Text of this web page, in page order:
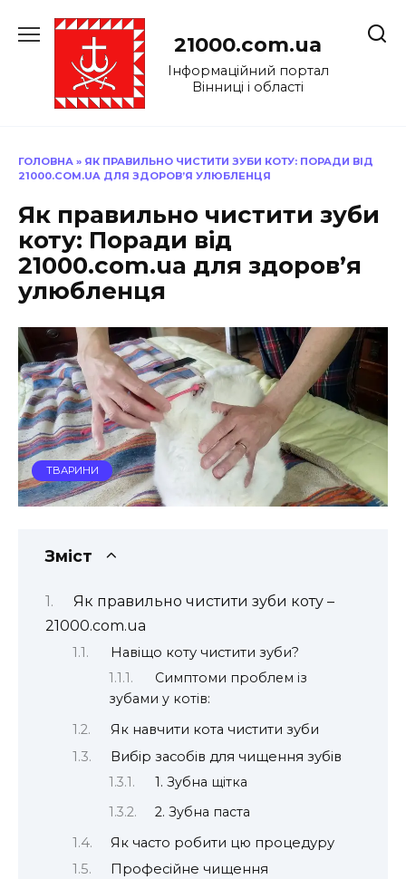
до
21000.com.ua
Інформаційний портал
Вінниці і області
ГОЛОВНА » ЯК ПРАВИЛЬНО ЧИСТИТИ ЗУБИ КОТУ: ПОРАДИ ВІД
21000.COM.UA ДЛЯ ЗДОРОВ’Я УЛЮБЛЕНЦЯ
Як правильно чистити зуби
коту: Поради від
21000.com.ua для здоров’я
улюбленця
ТВАРИНИ
Зміст
Як правильно чистити зуби коту –
21000.com.ua
Навіщо коту чистити зуби?
Симптоми проблем із
зубами у котів:
Як навчити кота чистити зуби
Вибір засобів для чищення зубів
1. Зубна щітка
2. Зубна паста
Як часто робити цю процедуру
Професійне чищення